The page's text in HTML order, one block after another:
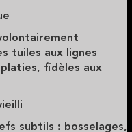
tuiles aux lignes
fidèles aux
subtils : bosselages,